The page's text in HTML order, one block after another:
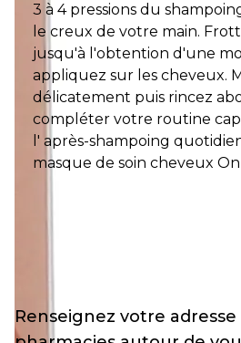
3 à 4 pressions du
le creux de votre main.
jusqu'à l'obtention d'une
appliquez sur les cheveux.
délicatement puis rincez
compléter votre routine
l' après-shampoing
masque de soin cheveux
Renseignez votre